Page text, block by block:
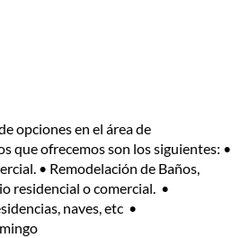
opciones en el área de
que ofrecemos son los siguientes: •
• Remodelación de Baños,
residencial o comercial. •
naves, etc •